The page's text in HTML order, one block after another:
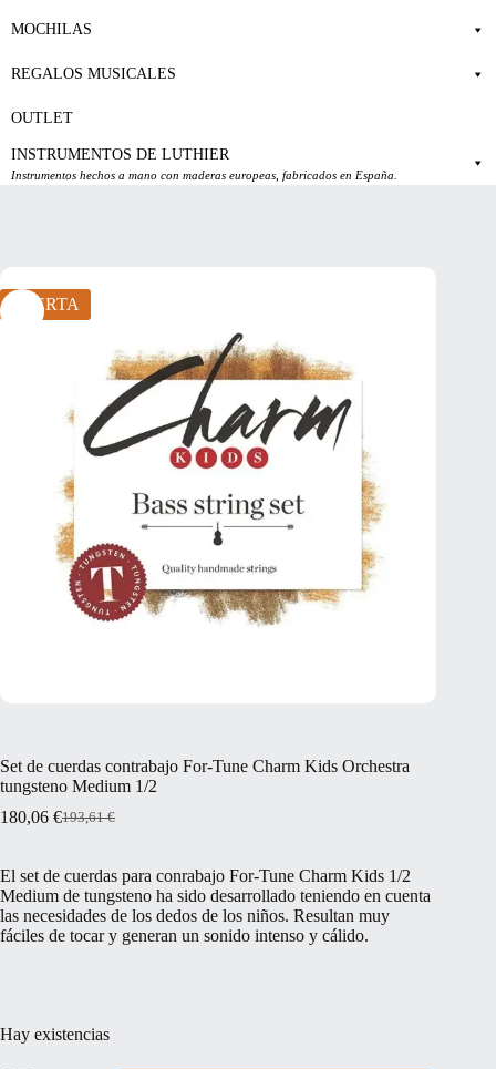
MOCHILAS
REGALOS MUSICALES
OUTLET
INSTRUMENTOS DE LUTHIER
Instrumentos hechos a mano con maderas europeas, fabricados en España.
OFERTA
Set de cuerdas contrabajo For-Tune Charm Kids Orchestra
tungsteno Medium 1/2
193,61€
El
original
era:
193,61 €.
180,06 €El
es:
180,06 €.
El set de cuerdas para conrabajo For-Tune Charm Kids 1/2
Medium de tungsteno ha sido desarrollado teniendo en cuenta
las necesidades de los dedos de los niños. Resultan muy
fáciles de tocar y generan un sonido intenso y cálido.
Hay existencias